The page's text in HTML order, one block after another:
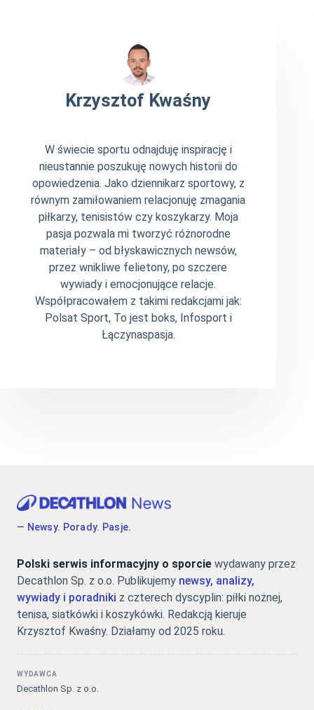
Krzysztof Kwaśny
W świecie sportu odnajduję inspirację i
nieustannie poszukuję nowych historii do
opowiedzenia. Jako dziennikarz sportowy, z
równym zamiłowaniem relacjonuję zmagania
piłkarzy, tenisistów czy koszykarzy. Moja
pasja pozwala mi tworzyć różnorodne
materiały – od błyskawicznych newsów,
przez wnikliwe felietony, po szczere
wywiady i emocjonujące relacje.
Współpracowałem z takimi redakcjami jak:
Polsat Sport, To jest boks, Infosport i
Łączynaspasja.
— Newsy. Porady. Pasje.
Polski serwis informacyjny o sporcie wydawany przez
Decathlon Sp. z o.o. Publikujemy newsy, analizy,
wywiady i poradniki z czterech dyscyplin: piłki nożnej,
tenisa, siatkówki i koszykówki. Redakcją kieruje
Krzysztof Kwaśny. Działamy od 2025 roku.
WYDAWCA
Decathlon Sp. z o.o.